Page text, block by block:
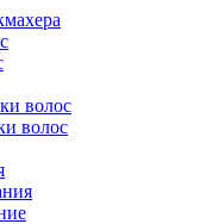
волос
волос